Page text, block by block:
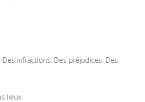
Des infractions. Des préjudices. Des
lieux.